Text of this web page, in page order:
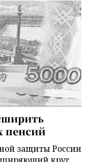
пенсий
защиты России